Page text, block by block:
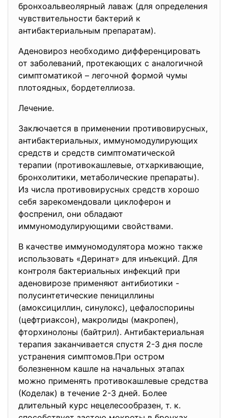
бронхоальвеолярный лаваж (для определения
чувствительности бактерий к
антибактериальным препаратам).
Аденовироз необходимо дифференцировать
от заболеваний, протекающих с аналогичной
симптоматикой – легочной формой чумы
плотоядных, бордетеллиоза.
Лечение.
Заключается в применении противовирусных,
антибактериальных, иммуномодулирующих
средств и средств симптоматической
терапии (противокашлевые, отхаркивающие,
бронхолитики, метаболические препараты).
Из числа противовирусных средств хорошо
себя зарекомендовали циклоферон и
фоспренил, они обладают
иммуномодулирующими свойствами.
В качестве иммуномодулятора можно также
использовать «Деринат» для инъекций. Для
контроля бактериальных инфекций при
аденовирозе применяют антибиотики -
полусинтетические пенициллины
(амоксициллин, синулокс), цефалоспорины
(цефтриаксон), макролиды (макропен),
фторхинолоны (байтрил). Антибактериальная
терапия заканчивается спустя 2-3 дня после
устранения симптомов.При остром
болезненном кашле на начальных этапах
можно применять противокашлевые средства
(Коделак) в течение 2-3 дней. Более
длительный курс нецелесообразен, т. к.